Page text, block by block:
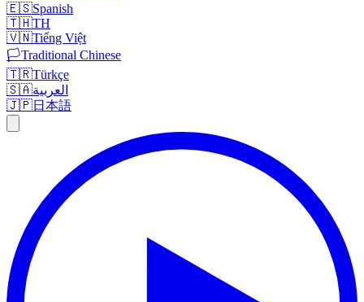
🇪🇸Spanish
🇹🇭TH
🇻🇳Tiếng Việt
🏳️Traditional Chinese
🇹🇷Türkçe
🇸🇦العربية
🇯🇵日本語